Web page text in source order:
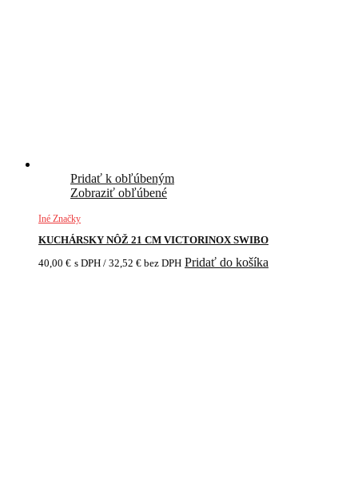
Pridať k obľúbeným
Zobraziť obľúbené
Iné Značky
KUCHÁRSKY NÔŽ 21 CM VICTORINOX SWIBO
40,00 € s DPH / 32,52 € bez DPH Pridať do košíka